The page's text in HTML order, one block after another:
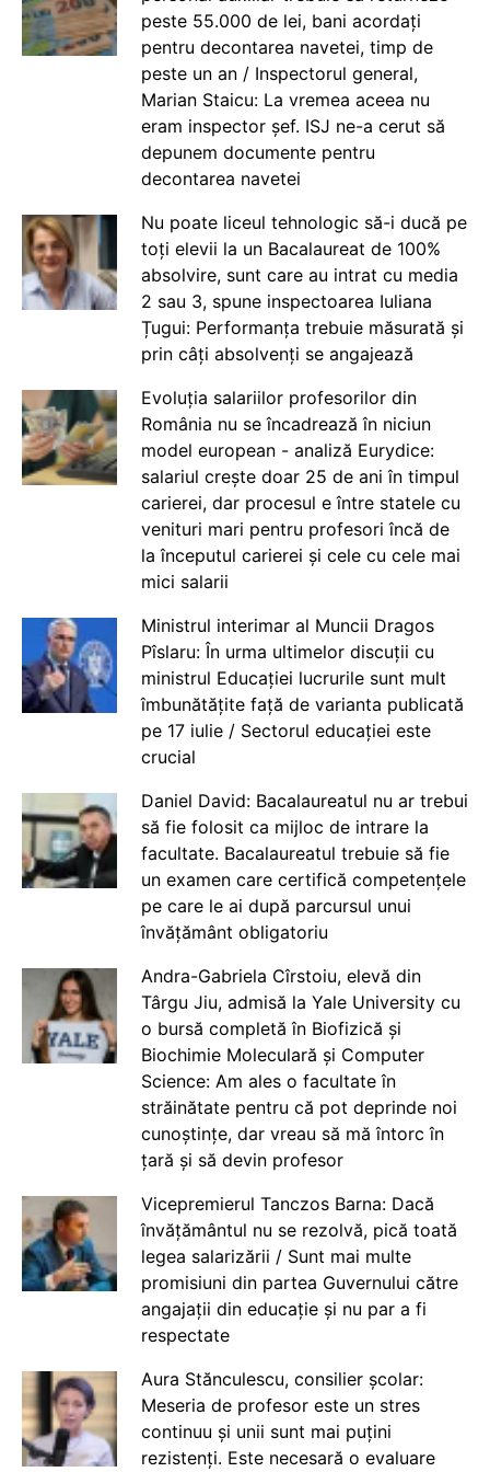
peste 55.000 de lei, bani acordați
pentru decontarea navetei, timp de
peste un an / Inspectorul general,
Marian Staicu: La vremea aceea nu
eram inspector șef. ISJ ne-a cerut să
depunem documente pentru
decontarea navetei
Nu poate liceul tehnologic să-i ducă pe
toți elevii la un Bacalaureat de 100%
absolvire, sunt care au intrat cu media
2 sau 3, spune inspectoarea Iuliana
Țugui: Performanța trebuie măsurată și
prin câți absolvenți se angajează
Evoluția salariilor profesorilor din
România nu se încadrează în niciun
model european - analiză Eurydice:
salariul crește doar 25 de ani în timpul
carierei, dar procesul e între statele cu
venituri mari pentru profesori încă de
la începutul carierei și cele cu cele mai
mici salarii
Ministrul interimar al Muncii Dragos
Pîslaru: În urma ultimelor discuții cu
ministrul Educației lucrurile sunt mult
îmbunătățite față de varianta publicată
pe 17 iulie / Sectorul educației este
crucial
Daniel David: Bacalaureatul nu ar trebui
să fie folosit ca mijloc de intrare la
facultate. Bacalaureatul trebuie să fie
un examen care certifică competențele
pe care le ai după parcursul unui
învățământ obligatoriu
Andra-Gabriela Cîrstoiu, elevă din
Târgu Jiu, admisă la Yale University cu
o bursă completă în Biofizică și
Biochimie Moleculară și Computer
Science: Am ales o facultate în
străinătate pentru că pot deprinde noi
cunoștințe, dar vreau să mă întorc în
țară și să devin profesor
Vicepremierul Tanczos Barna: Dacă
învățământul nu se rezolvă, pică toată
legea salarizării / Sunt mai multe
promisiuni din partea Guvernului către
angajații din educație și nu par a fi
respectate
Aura Stănculescu, consilier școlar:
Meseria de profesor este un stres
continuu și unii sunt mai puțini
rezistenți. Este necesară o evaluare